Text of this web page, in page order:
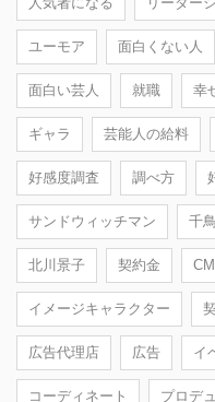
ユーモア 面白くない人
面白い芸人 就職 幸
ギャラ 芸能人の給料
好感度調査 調べ方
サンドウィッチマン 千鳥
北川景子 契約金
イメージキャラクター
広告代理店 広告 イ
コーディネート プロデ